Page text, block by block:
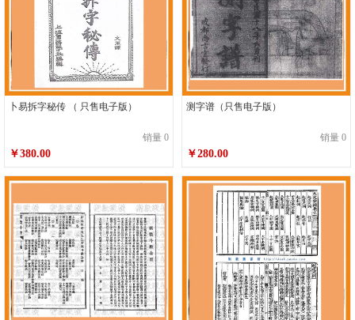
卜易拆字秘传 （ 只售电子版）
销量 0
￥380.00
测字谱（只售电子版）
销量 0
￥280.00